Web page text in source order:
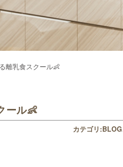
離乳食スクール👶
ール👶
カテゴリ:BLOG